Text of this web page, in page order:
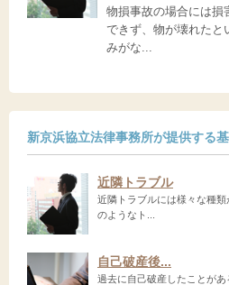
物損事故の場合には損
できず、物が壊れたと
みがな...
新京浜協立法律事務所が提供する
近隣トラブル
近隣トラブルには様々な種
のようなト...
自己破産後...
過去に自己破産したことが